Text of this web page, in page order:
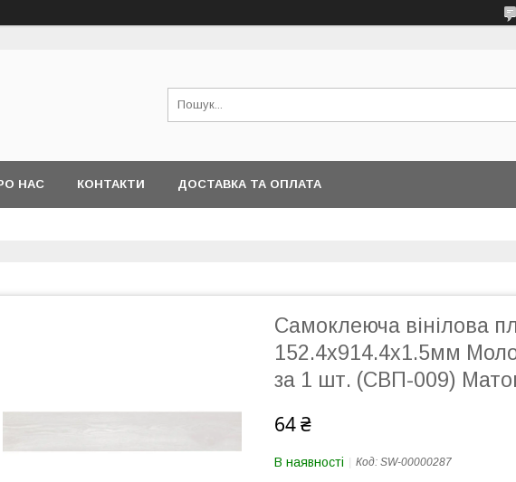
НАС КОНТАКТИ ДОСТАВКА ТА ОПЛАТА
Самоклеюча вінілова
152.4х914.4х1.5мм
за 1 шт. (СВП-009)
64 ₴
В наявності Код: SW-00000287